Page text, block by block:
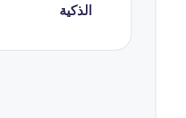
الذكية